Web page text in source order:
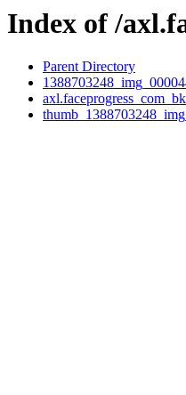
Index of /
Parent Directory